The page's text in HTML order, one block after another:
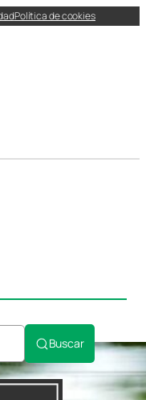
Política de cookies
Buscar